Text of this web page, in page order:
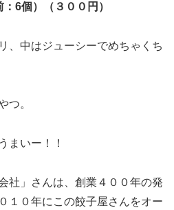
6個）（３００円）
、中はジューシーでめちゃくち
つ。
まいー！！
社」さんは、創業４００年の発
１０年にこの餃子屋さんをオー